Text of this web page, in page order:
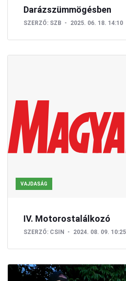
Darázszümmögésben
SZERZŐ: SZB 2025. 06. 18. 14:10
VAJDASÁG
IV. Motorostalálkozó
SZERZŐ: CSIN 2024. 08. 09. 10:25